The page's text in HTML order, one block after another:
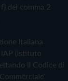
del comma 2
Italiana
(Istituto
il Codice di